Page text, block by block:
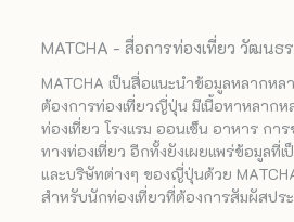
MATCHA - สื่อการท่องเที่ยว วัฒน
MATCHA เป็นสื่อแนะนำข้อมูลหลากห
ต้องการท่องเที่ยวญี่ปุ่น มีเนื้อหาหลาก
ท่องเที่ยว โรงแรม ออนเซ็น อาหาร กา
ทางท่องเที่ยว อีกทั้งยังเผยแพร่ข้อมูลที่
และบริษัทต่างๆ ของญี่ปุ่นด้วย
สำหรับนักท่องเที่ยวที่ต้องการสัมผัสป